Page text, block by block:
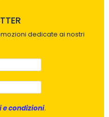
dedicate ai nostri
e condizioni.